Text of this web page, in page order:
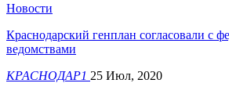
Новости
Краснодарский генплан согласовали с
ведомствами
КРАСНОДАР1 25 Июл, 2020